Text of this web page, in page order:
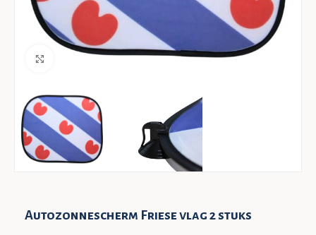
Klik voor een vergroting
Autozonnescherm Friese vlag 2 stuks